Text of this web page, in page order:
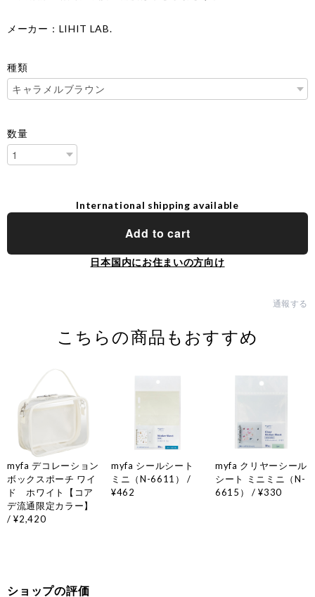
メーカー：LIHIT LAB.
種類
数量
International shipping available
Add to cart
日本国内にお住まいの方向け
通報する
こちらの商品もおすすめ
myfa デコレーション
ボックスポーチ ワイ
ド ホワイト【コア
デ流通限定カラー】
/ ¥2,420
myfa シールシート
ミニ（N-6611） /
¥462
myfa クリヤーシール
シート ミニミニ（N-
6615） / ¥330
ショップの評価